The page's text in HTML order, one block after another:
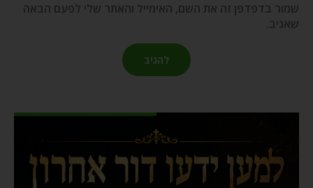
שמור בדפדפן זה את השם, האימייל והאתר שלי לפעם הבאה
שאגיב.